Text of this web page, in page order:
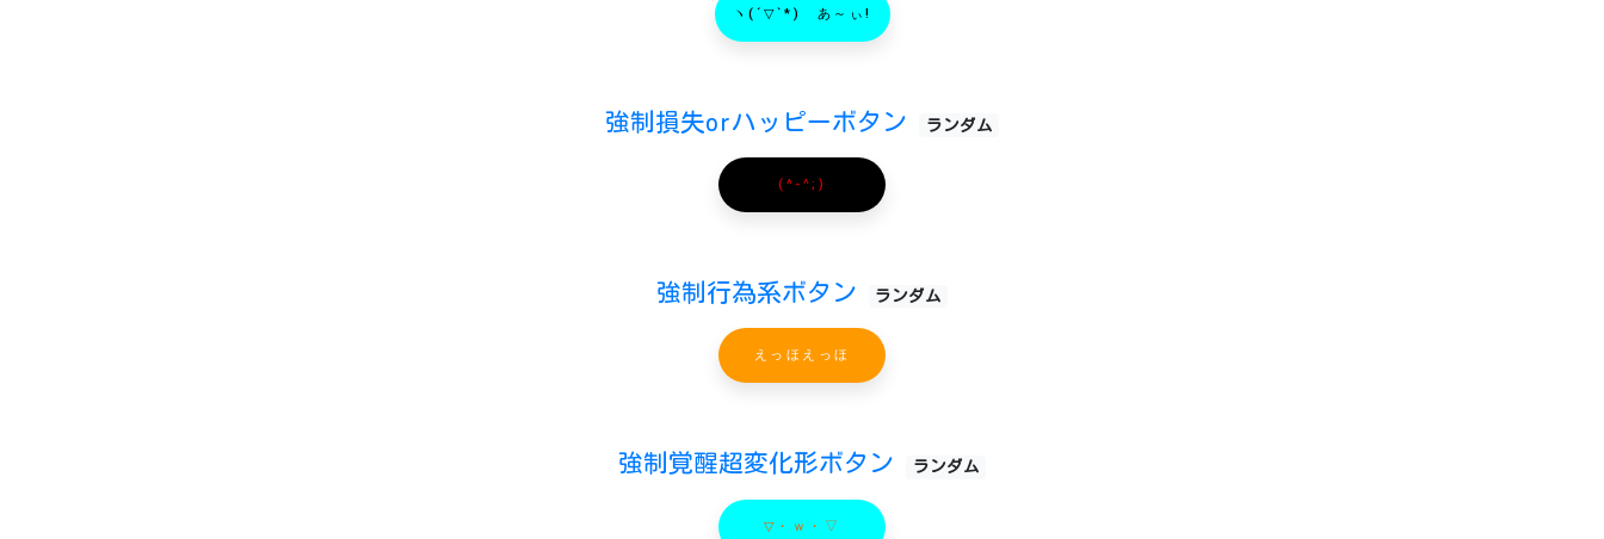
ヽ(´▽`*)ゝあ～ぃ!
強制損失orハッピーボタン ランダム
(^-^;)
強制行為系ボタン ランダム
えっほえっほ
強制覚醒超変化形ボタン ランダム
▽・ｗ・▽